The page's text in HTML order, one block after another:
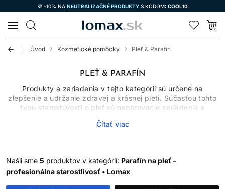
💜 -10% NA NEUTRALIZAČNÉ PRODUKTY S KÓDOM: COOL10
LOMAX
Úvod Kozmetické pomôcky Pleť & Parafín
PLEŤ & PARAFÍN
Produkty a zariadenia v tejto kategórii sú určené na
zlepšenie a udržanie zdravej a krásnej pleti. Súčasťou tohto
typu starostlivosti o pleť sú naparovacie zariadenia a
a kĺboch.
Čítať viac
Našli sme 5 produktov v kategórií: Parafín na pleť –
profesionálna starostlivosť • Lomax